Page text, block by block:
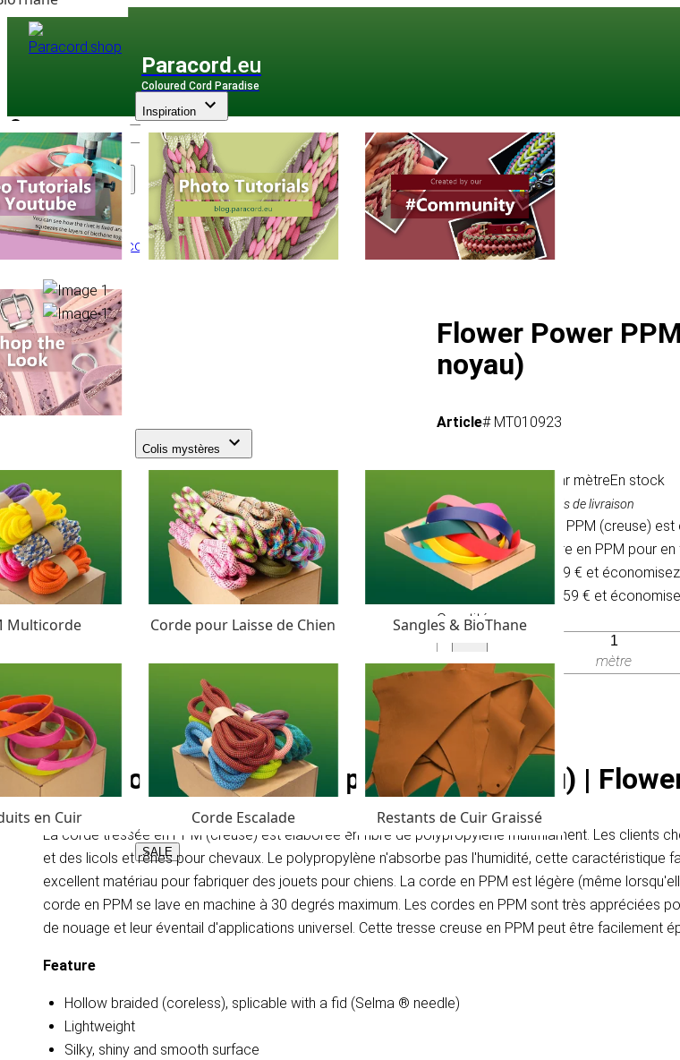
Paracord .eu
Coloured Cord Paradise
Assortiment
Inspiration
Colis mystères
Multicorde Corde pour Laisse de Chien Sangles & BioThane
en Cuir Corde Escalade Restants de Cuir Graissé
SALE
PPM Multicorde/PPM Plane/Plane Ø 12 mm
Flower Power
noyau)
Article# MT010923
1,99 € / par mètreEn stock
TVA comprise, hors frais de livraison
La corde tressée en PPM (creuse)
cette corde populaire en PPM pour
Achetez 30 pour 1,79 € et
Achetez 100 pour 1,59 € et
Quantité
mètre
PPM corde - Ø 12 mm (plate/sans noyau) |
La corde tressée en PPM (creuse) est élaborée en fibre de polypropylène multifilament. Les clients
et des licols et rênes pour chevaux. Le polypropylène n'absorbe pas l'humidité, cette caractéristique
excellent matériau pour fabriquer des jouets pour chiens. La corde en PPM est légère (même
corde en PPM se lave en machine à 30 degrés maximum. Les cordes en PPM sont très appréciées
de nouage et leur éventail d'applications universel. Cette tresse creuse en PPM peut être facilement
Feature
Hollow braided (coreless), splicable with a fid (Selma ® needle)
Lightweight
Silky, shiny and smooth surface